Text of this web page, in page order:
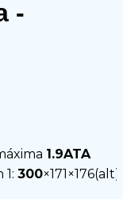
1.9ATA
1: 300×171×176(alt)